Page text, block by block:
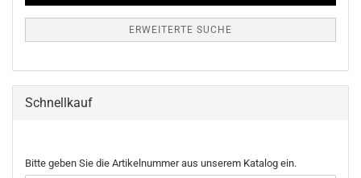
ERWEITERTE SUCHE
Schnellkauf
BITTE
Bitte geben Sie die Artikelnummer aus unserem Katalog ein.